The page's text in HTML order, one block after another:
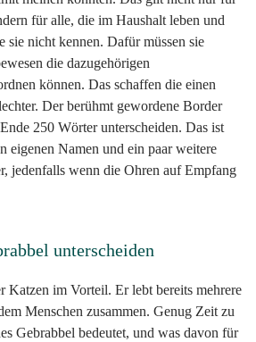
für alle, die im Haushalt leben und
sie nicht kennen. Dafür müssen sie
die dazugehörigen
können. Das schaffen die einen
Der berühmt gewordene Border
250 Wörter unterscheiden. Das ist
eigenen Namen und ein paar weitere
jedenfalls wenn die Ohren auf Empfang
unterscheiden
Katzen im Vorteil. Er lebt bereits mehrere
Menschen zusammen. Genug Zeit zu
Gebrabbel bedeutet, und was davon für